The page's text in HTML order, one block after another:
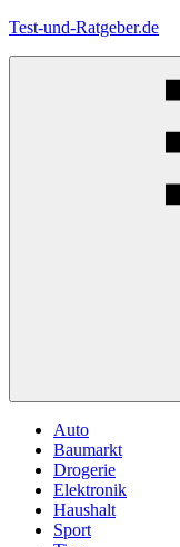
Zum
Test-und-Ratgeber.de
Auto
Baumarkt
Drogerie
Elektronik
Haushalt
Sport